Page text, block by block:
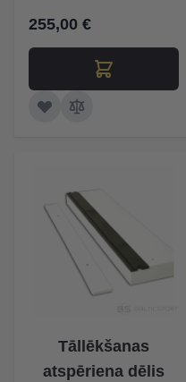
255,00 €
Tāllēkšanas
atspēriena dēlis